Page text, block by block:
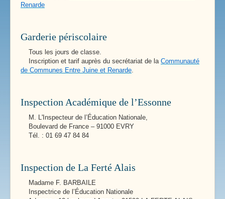
Renarde
Garderie périscolaire
Tous les jours de classe.
Inscription et tarif auprès du secrétariat de la Communauté
de Communes Entre Juine et Renarde
Inspection Académique de l’Essonne
M. L'Inspecteur de l’Éducation Nationale,
Boulevard de France – 91000 EVRY
Tél. : 01 69 47 84 84
Inspection de La Ferté Alais
Madame F. BARBAILE
Inspectrice de l’Éducation Nationale